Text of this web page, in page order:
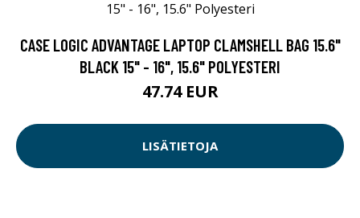
CASE LOGIC ADVANTAGE LAPTOP CLAMSHELL BAG 15.6"
BLACK 15" - 16", 15.6" POLYESTERI
47.74 EUR
LISÄTIETOJA